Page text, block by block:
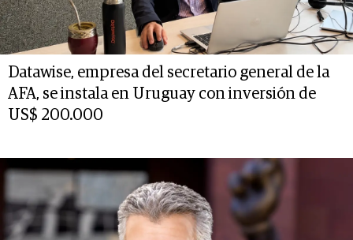
Datawise, empresa del secretario general de la
AFA, se instala en Uruguay con inversión de
US$ 200.000